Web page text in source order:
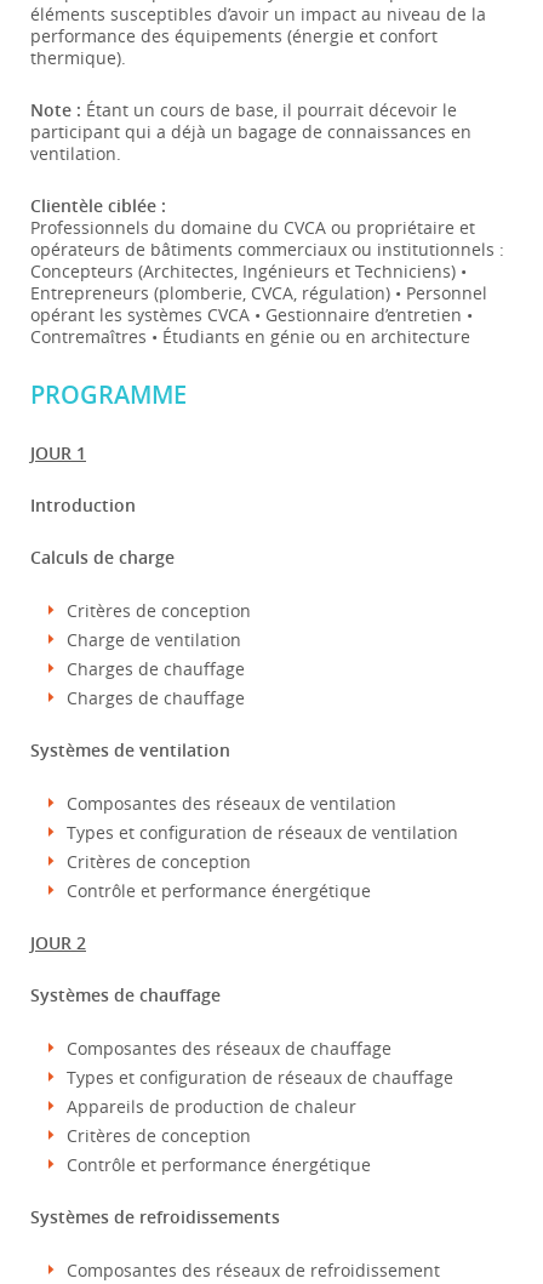
éléments susceptibles d’avoir un impact au niveau de la
performance des équipements (énergie et confort
thermique).
Note : Étant un cours de base, il pourrait décevoir le
participant qui a déjà un bagage de connaissances en
ventilation.
Clientèle ciblée :
Professionnels du domaine du CVCA ou propriétaire et
opérateurs de bâtiments commerciaux ou institutionnels :
Concepteurs (Architectes, Ingénieurs et Techniciens) •
Entrepreneurs (plomberie, CVCA, régulation) • Personnel
opérant les systèmes CVCA • Gestionnaire d’entretien •
Contremaîtres • Étudiants en génie ou en architecture
PROGRAMME
JOUR 1
Introduction
Calculs de charge
Critères de conception
Charge de ventilation
Charges de chauffage
Charges de chauffage
Systèmes de ventilation
Composantes des réseaux de ventilation
Types et configuration de réseaux de ventilation
Critères de conception
Contrôle et performance énergétique
JOUR 2
Systèmes de chauffage
Composantes des réseaux de chauffage
Types et configuration de réseaux de chauffage
Appareils de production de chaleur
Critères de conception
Contrôle et performance énergétique
Systèmes de refroidissements
Composantes des réseaux de refroidissement